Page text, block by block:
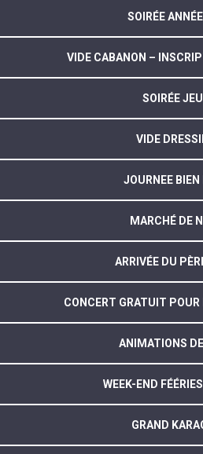
SOIRÉE
VIDE CABANON –
SOIRÉE
VIDE
JOURNEE BIEN
MARCHÉ DE
ARRIVÉE DU
CONCERT GRATUIT POUR
ANIMATIONS
WEEK-END
GRAND